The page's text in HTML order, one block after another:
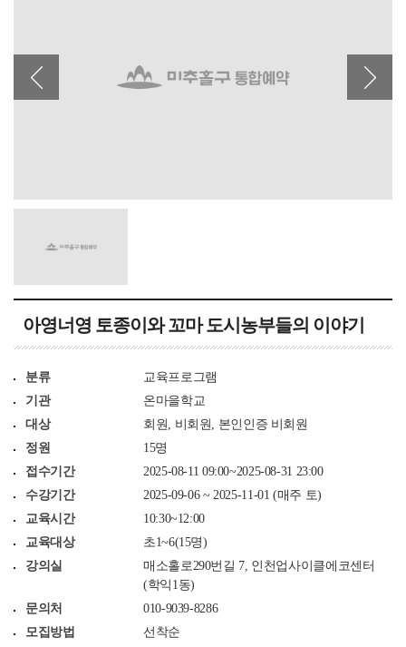
아영너영 토종이와 꼬마 도시농부들의 이야기
분류
교육프로그램
기관
온마을학교
대상
회원, 비회원, 본인인증 비회원
정원
15명
접수기간
2025-08-11 09:00~2025-08-31 23:00
수강기간
2025-09-06 ~ 2025-11-01 (매주 토)
교육시간
10:30~12:00
교육대상
초1~6(15명)
강의실
매소홀로290번길 7, 인천업사이클에코센터
(학익1동)
문의처
010-9039-8286
모집방법
선착순